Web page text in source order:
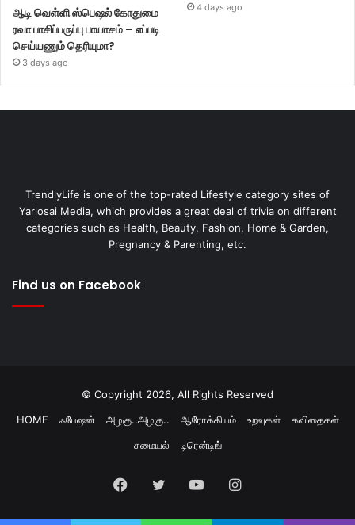
ஆடி வெள்ளி ஸ்பெஷல் கோதுமை
ரவா பாசிப்பருப்பு பாயாசம் – எப்படி
செய்யணும் தெரியுமா?
3 days ago
4 days ago
TrendlyLife is one of the top-rated Lifestyle category sites of
Yarlosai Media, which provides a great deal of trivia on different
categories such as Health, Beauty, Fashion, Home & Garden,
Pregnancy & Parenting, etc.
Find us on Facebook
© Copyright 2026, All Rights Reserved
HOME
ஃபேஷன் அழகு..அழகு.. ஆரோக்கியம் உறவுகள்
கவிதைகள்
சமையல்
டிரென்டிங்
Facebook
TwitterYouTubeInstagram